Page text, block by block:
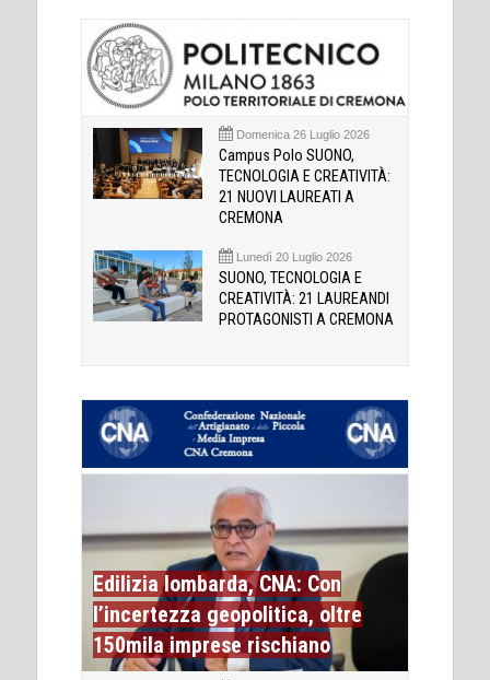
Domenica 26 Luglio 2026
Campus Polo SUONO,
TECNOLOGIA E CREATIVITÀ:
21 NUOVI LAUREATI A
CREMONA
Lunedì 20 Luglio 2026
SUONO, TECNOLOGIA E
CREATIVITÀ: 21 LAUREANDI
PROTAGONISTI A CREMONA
Edilizia lombarda, CNA: Con
l’incertezza geopolitica, oltre
150mila imprese rischiano